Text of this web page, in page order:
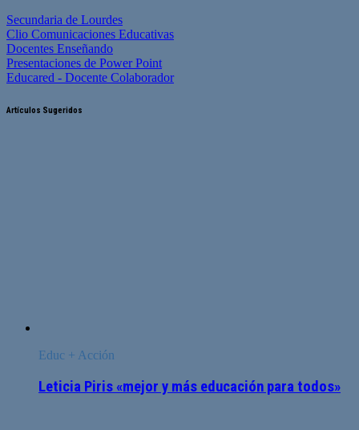
Secundaria de Lourdes
Clio Comunicaciones Educativas
Docentes Enseñando
Presentaciones de Power Point
Educared - Docente Colaborador
Artículos Sugeridos
Educ + Acción
Leticia Piris «mejor y más educación para todos»